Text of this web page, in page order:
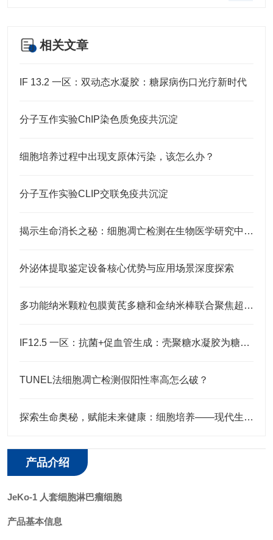
相关文章
IF 13.2 一区：双动态水凝胶：糖尿病伤口光疗新时代
分子互作实验ChIP染色质免疫共沉淀
细胞培养过程中出现支原体污染，该怎么办？
分子互作实验CLIP交联免疫共沉淀
揭示生命消长之秘：细胞凋亡检测在生物医学研究中的应用
外泌体提取鉴定设备核心优势与应用场景深度探索
多功能纳米颗粒包膜黄芪多糖和金纳米棒联合聚焦超声治疗乳腺癌
IF12.5 一区：抗菌+促血管生成：壳聚糖水凝胶为糖尿病足治疗注入新希望
TUNEL法细胞凋亡检测假阳性率高怎么破？
探索生命奥秘，赋能未来健康：细胞培养——现代生物医学研究的基石
产品介绍
JeKo-1 人套细胞淋巴瘤细胞
产品基本信息